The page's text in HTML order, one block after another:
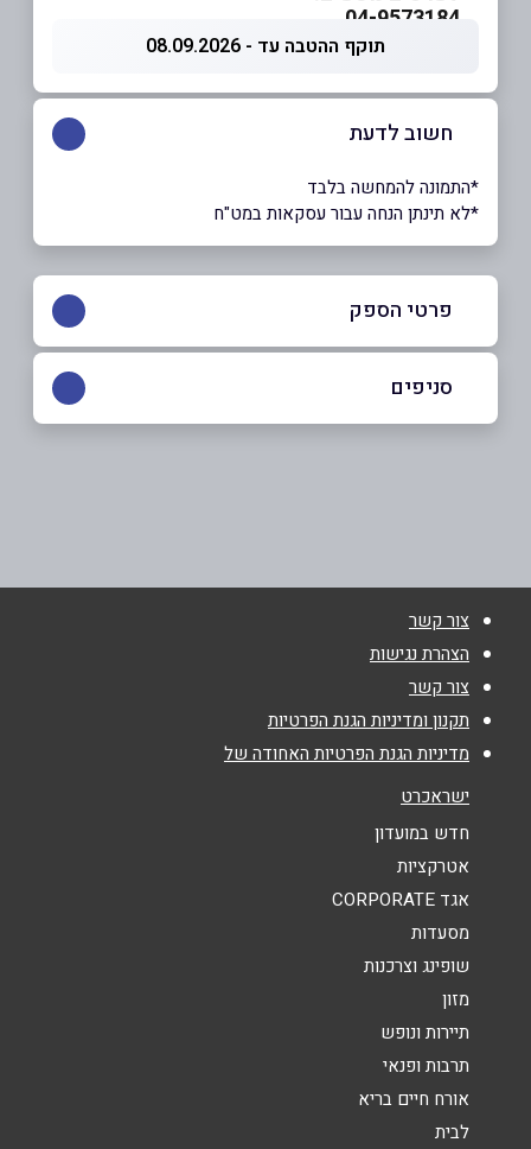
תוקף ההטבה עד - 08.09.2026
חשוב לדעת
*התמונה להמחשה בלבד
*לא תינתן הנחה עבור עסקאות במט"ח
פרטי הספק
נושא*
אנא חזרו אלי בקשר ל...
סניפים
צור קשר
הצהרת נגישות
צור קשר
תקנון ומדיניות הגנת הפרטיות
מדיניות הגנת הפרטיות האחודה של
ישראכרט
חדש במועדון
אטרקציות
אגד CORPORATE
מסעדות
שופינג וצרכנות
מזון
תיירות ונופש
תרבות ופנאי
אורח חיים בריא
לבית